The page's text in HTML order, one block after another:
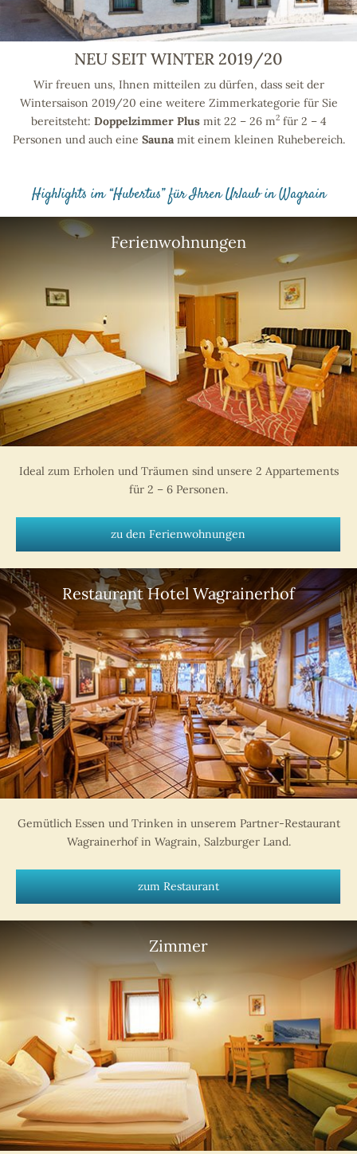
NEU SEIT WINTER 2019/20
Wir freuen uns, Ihnen mitteilen zu dürfen, dass seit der
Wintersaison 2019/20 eine weitere Zimmerkategorie für Sie
bereitsteht: Doppelzimmer Plusmit 22 – 26 m2für 2 – 4
Personen und auch eine Saunamit einem kleinen Ruhebereich.
Highlights im “Hubertus” für Ihren Urlaub in Wagrain
Ferienwohnungen
Ideal zum Erholen und Träumen sind unsere 2 Appartements
für 2 – 6 Personen.
zu den Ferienwohnungen
Restaurant Hotel Wagrainerhof
Gemütlich Essen und Trinken in unserem Partner-Restaurant
Wagrainerhof in Wagrain, Salzburger Land.
zum Restaurant
Zimmer